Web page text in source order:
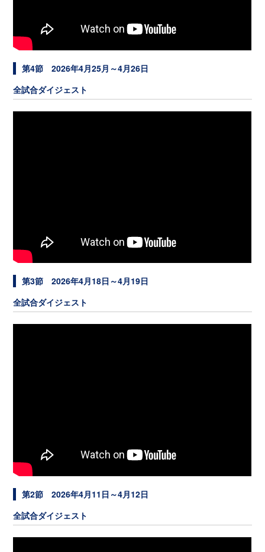
第4節 2026年4月25月～4月26日
全試合ダイジェスト
第3節 2026年4月18日～4月19日
全試合ダイジェスト
第2節 2026年4月11日～4月12日
全試合ダイジェスト